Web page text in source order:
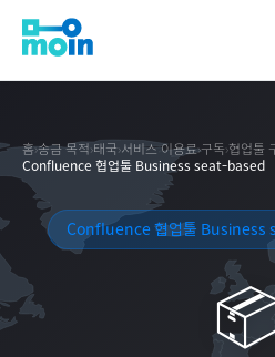
홈›송금 목적›태국›서비스 이용료›구독›협업툴
Confluence 협업툴 Business seat-based
Confluence 협업툴 Business